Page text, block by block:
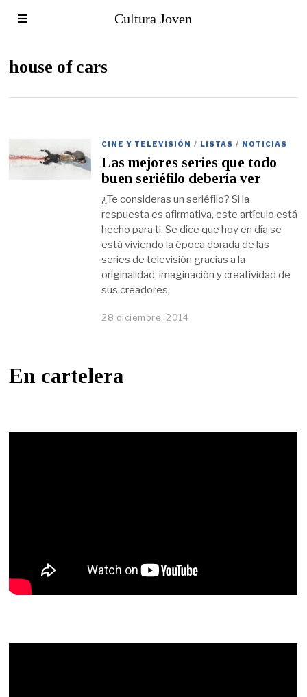
Cultura Joven
house of cars
CINE Y TELEVISIÓN / LISTAS / NOTICIAS
Las mejores series que todo
buen seriéfilo debería ver
¿Te consideras un seriéfilo? Si la
respuesta es afirmativa, este artículo está
hecho para ti. Se dice que hoy en día se
está viviendo la época dorada de las
series de televisión gracias a la
originalidad, imaginación y creatividad de
sus creadores,
28 diciembre, 2014
En cartelera